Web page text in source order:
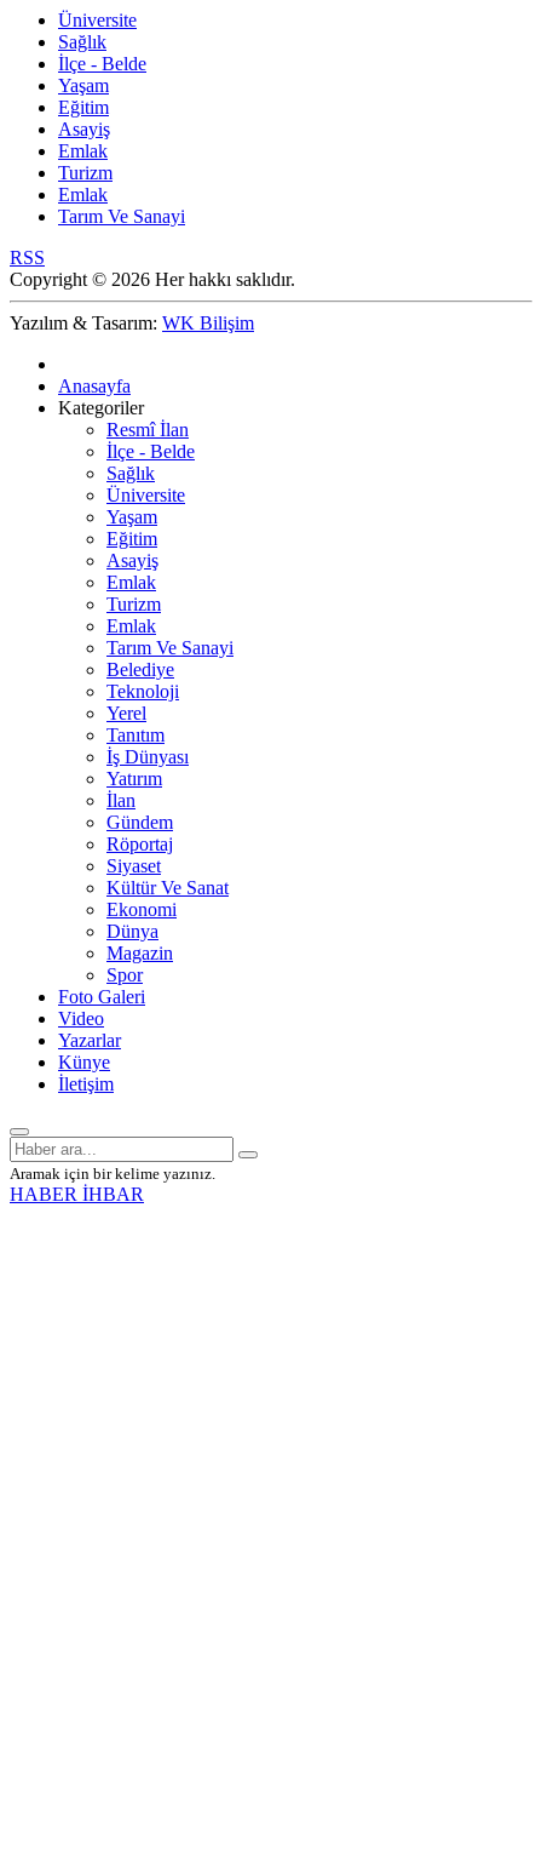
Üniversite
Sağlık
İlçe - Belde
Yaşam
Eğitim
Asayiş
Emlak
Turizm
Emlak
Tarım Ve Sanayi
RSS
Copyright © 2026 Her hakkı saklıdır.
Yazılım & Tasarım: WK Bilişim
Anasayfa
Kategoriler
Resmî İlan
İlçe - Belde
Sağlık
Üniversite
Yaşam
Eğitim
Asayiş
Emlak
Turizm
Emlak
Tarım Ve Sanayi
Belediye
Teknoloji
Yerel
Tanıtım
İş Dünyası
Yatırım
İlan
Gündem
Röportaj
Siyaset
Kültür Ve Sanat
Ekonomi
Dünya
Magazin
Spor
Foto Galeri
Video
Yazarlar
Künye
İletişim
Aramak için bir kelime yazınız.
HABER İHBAR